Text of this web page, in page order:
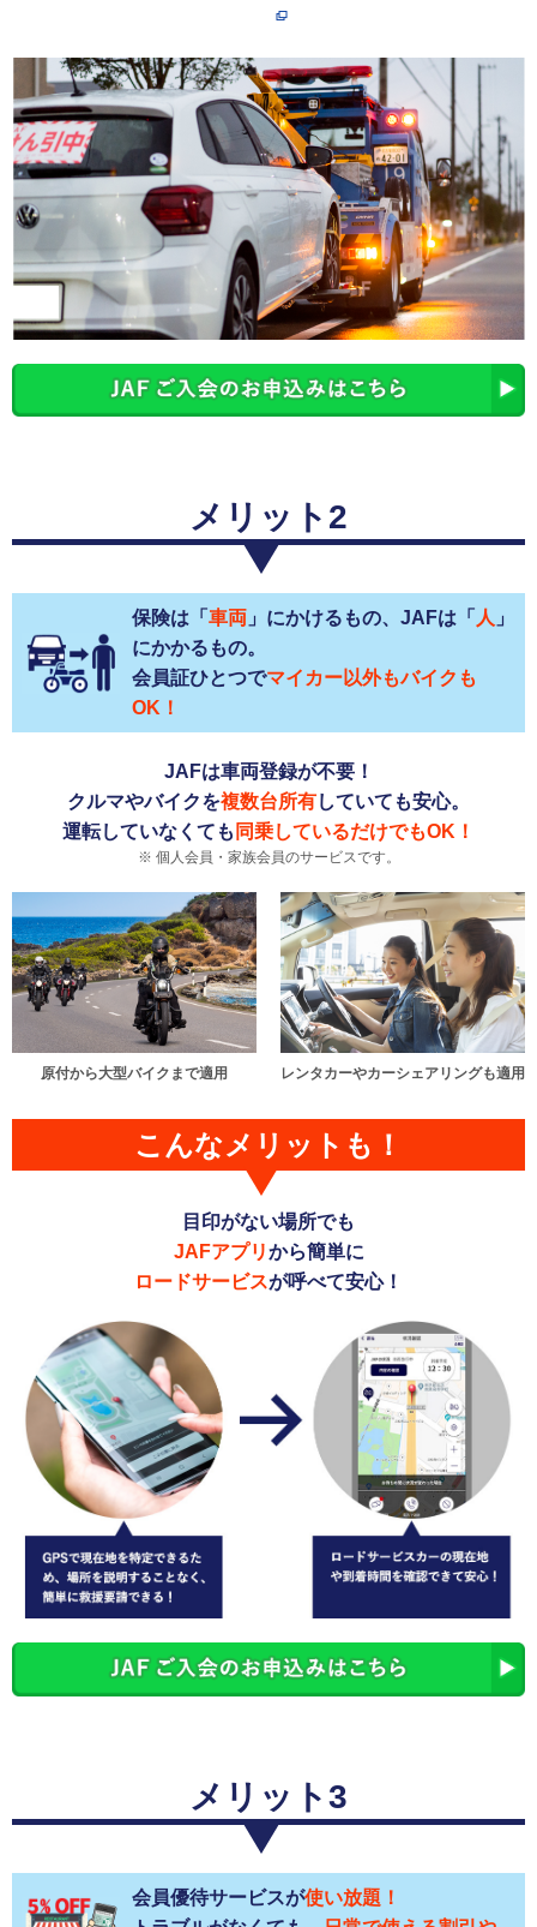
メリット2
保険は「車両 」にかけるもの、JAFは「 人 」
にかかるもの。
会員証ひとつでマイカー以外もバイクも
OK！
JAFは車両登録が不要！
クルマやバイクを複数台所有していても安心。
運転していなくても 同乗しているだけでもOK！
個人会員・家族会員のサービスです。
原付から大型バイクまで適用 レンタカーやカーシェアリングも適用
こんなメリットも！
目印がない場所でも
JAFアプリから簡単に
ロードサービスが呼べて安心！
メリット3
会員優待サービスが使い放題！